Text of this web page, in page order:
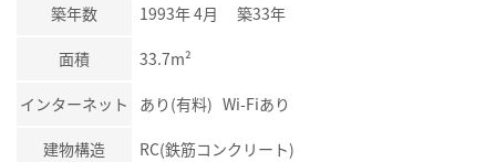
築年数 1993年 4月 築33年
面積 33.7m²
インターネット あり(有料) Wi-Fiあり
建物構造 RC(鉄筋コンクリート)